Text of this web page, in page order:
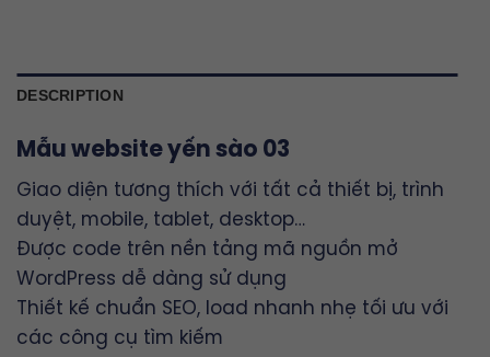
DESCRIPTION
Mẫu website yến sào 03
Giao diện tương thích với tất cả thiết bị, trình
duyệt, mobile, tablet, desktop…
Được code trên nền tảng mã nguồn mở
WordPress dễ dàng sử dụng
Thiết kế chuẩn SEO, load nhanh nhẹ tối ưu với
các công cụ tìm kiếm